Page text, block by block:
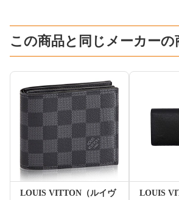
この商品と同じメーカーの
LOUIS VITTON（ルイヴ
LOUIS